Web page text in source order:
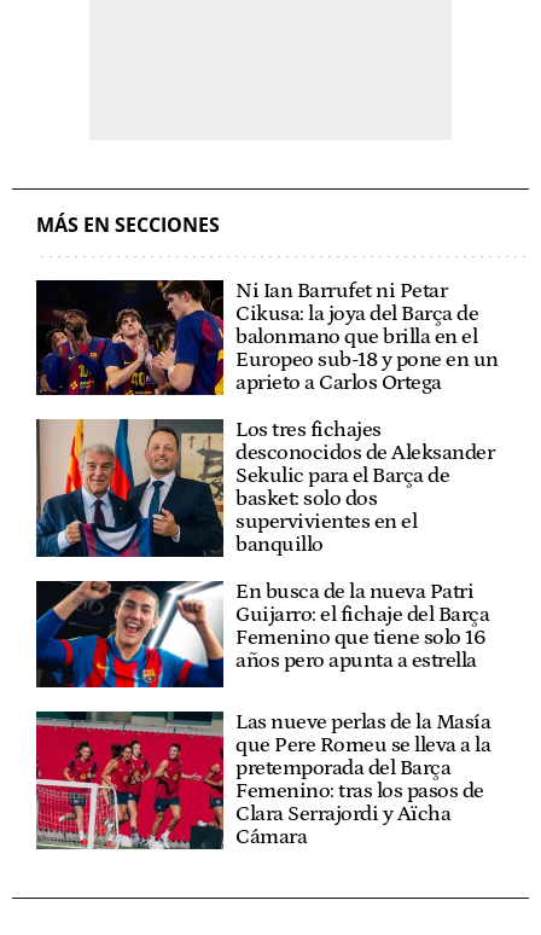
MÁS EN SECCIONES
Ni Ian Barrufet ni Petar
Cikusa: la joya del Barça de
balonmano que brilla en el
Europeo sub-18 y pone en un
aprieto a Carlos Ortega
Los tres fichajes
desconocidos de Aleksander
Sekulic para el Barça de
basket: solo dos
supervivientes en el
banquillo
En busca de la nueva Patri
Guijarro: el fichaje del Barça
Femenino que tiene solo 16
años pero apunta a estrella
Las nueve perlas de la Masía
que Pere Romeu se lleva a la
pretemporada del Barça
Femenino: tras los pasos de
Clara Serrajordi y Aïcha
Cámara